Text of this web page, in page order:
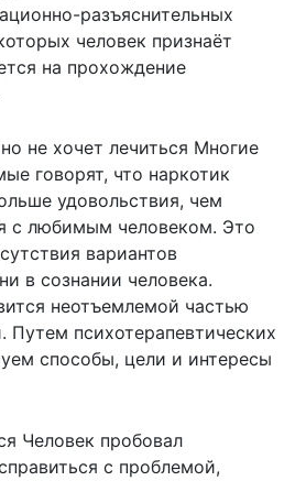
разъяснительных
человек признаёт
на прохождение
не хочет лечиться Многие
говорят, что наркотик
удовольствия, чем
с любимым человеком. Это
вариантов
в сознании человека.
неотъемлемой частью
Путем психотерапевтических
способы, цели и интересы
Человек пробовал
с проблемой,